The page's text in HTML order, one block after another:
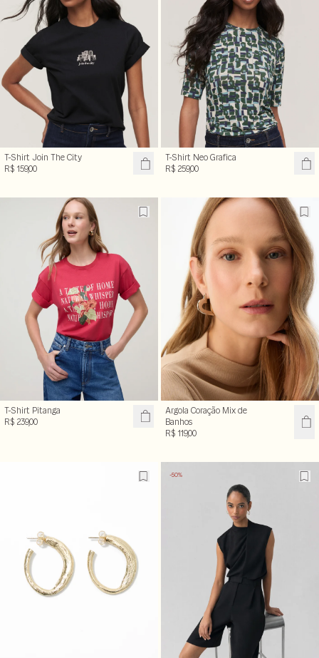
T-Shirt Join The City
R$ 159,00
T-Shirt Neo Grafica
R$ 259,00
T-Shirt Pitanga
R$ 239,00
Argola Coração Mix de
Banhos
R$ 119,00
-50%